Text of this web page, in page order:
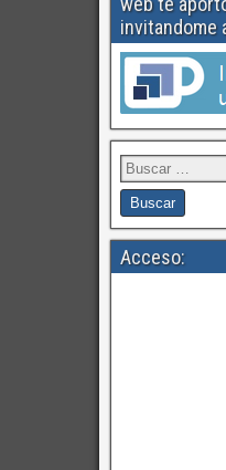
invitandome
Acceso: